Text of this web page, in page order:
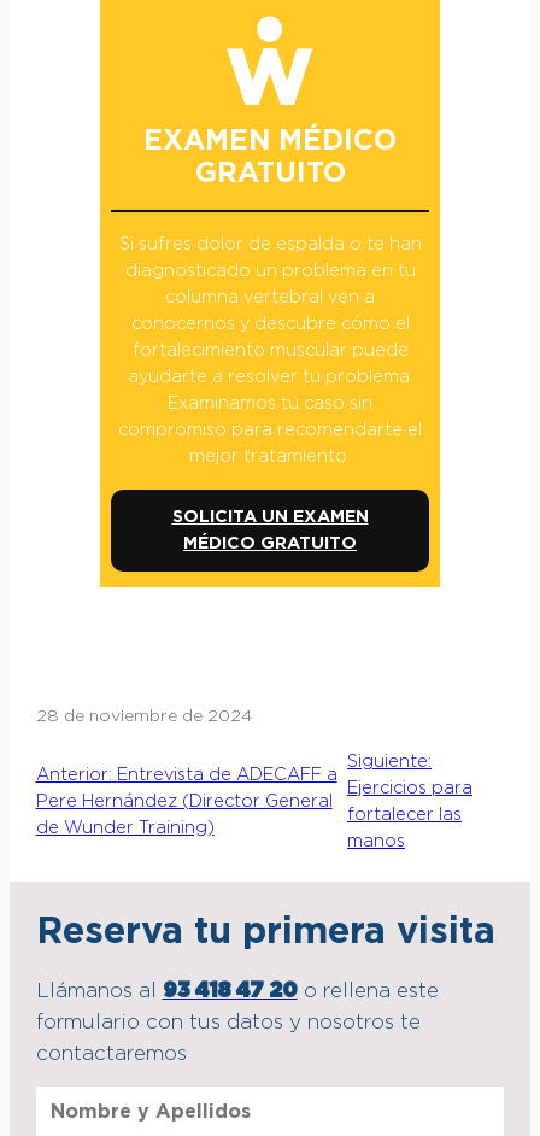
EXAMEN MÉDICO
GRATUITO
Si sufres dolor de espalda o te han
diagnosticado un problema en tu
columna vertebral ven a
conocernos y descubre cómo el
fortalecimiento muscular puede
ayudarte a resolver tu problema.
Examinamos tu caso sin
compromiso para recomendarte el
mejor tratamiento.
SOLICITA UN EXAMEN
MÉDICO GRATUITO
28 de noviembre de 2024
Anterior: Entrevista de ADECAFF a
Pere Hernández (Director General
de Wunder Training)
Siguiente:
Ejercicios para
fortalecer las
manos
Reserva tu primera visita
Llámanos al 93 418 47 20o rellena este
formulario con tus datos y nosotros te
contactaremos